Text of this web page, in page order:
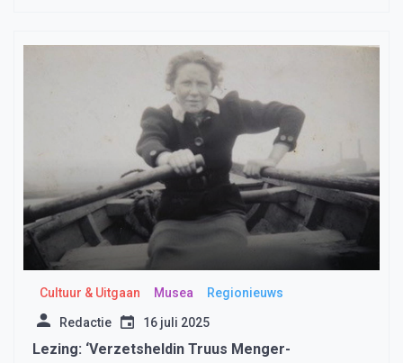
Cultuur & Uitgaan Musea Regionieuws
Redactie 16 juli 2025
Lezing: ‘Verzetsheldin Truus Menger-